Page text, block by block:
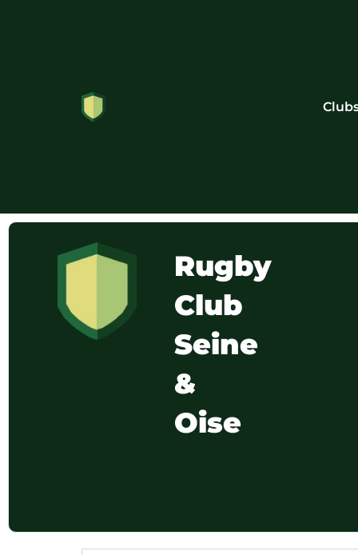
Rugby
Club
Seine
&
Oise